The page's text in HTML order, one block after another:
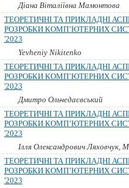
Діана Віталіївна Мамонтова
ТЕОРЕТИЧНІ ТА ПРИКЛАДНІ
РОЗРОБКИ КОМП’ЮТЕРНИХ
'2023
Yevheniy Nikitenko
ТЕОРЕТИЧНІ ТА ПРИКЛАДНІ
РОЗРОБКИ КОМП’ЮТЕРНИХ
'2023
Дмитро Ольчедаєвський
ТЕОРЕТИЧНІ ТА ПРИКЛАДНІ
РОЗРОБКИ КОМП’ЮТЕРНИХ
'2023
Ілля Олександрович
ТЕОРЕТИЧНІ ТА ПРИКЛАДНІ
РОЗРОБКИ КОМП’ЮТЕРНИХ
'2023